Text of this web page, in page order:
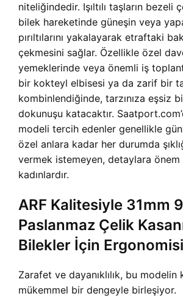
niteliğindedir. Işıltılı taşların bezeli
bilek hareketinde güneşin veya
pırıltılarını yakalayarak etraftaki
çekmesini sağlar. Özellikle özel
yemeklerinde veya önemli iş
bir kokteyl elbisesi ya da zarif bir
kombinlendiğinde, tarzınıza eşsiz
dokunuşu katacaktır.
modeli tercih edenler genellikle
özel anlara kadar her durumda
vermek istemeyen, detaylara önem
kadınlardır.
ARF Kalitesiyle 31mm
Paslanmaz Çelik
Bilekler İçin Ergonomisi
Zarafet ve dayanıklılık, bu modelin
mükemmel bir dengeyle birleşiyor.